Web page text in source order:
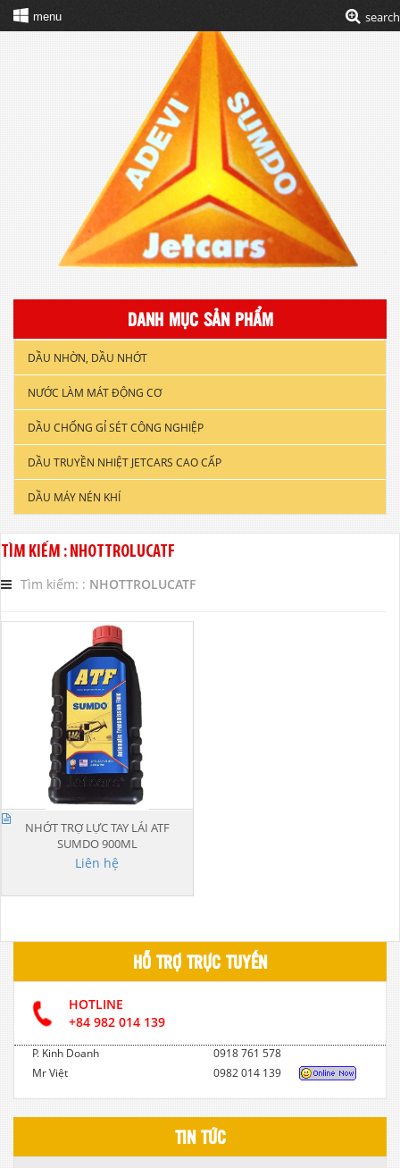
menu search
DANH MỤC SẢN PHẨM
DẦU NHỜN, DẦU NHỚT
DẦU NHỚT XE GẮN MÁY
DẦU ĐỘNG CƠ XE TẢI & TÀU THUYỀN
DẦU NHỚT CÔNG NGHIỆP
DẦU CẮT GỌT KIM LOẠI
DẦU NHỚT THỦY LỰC CAO CẤP
DẦU NHỚT HỘP SỐ
NƯỚC LÀM MÁT ĐỘNG CƠ
DẦU CHỐNG GỈ SÉT CÔNG NGHIỆP
DẦU TRUYỀN NHIỆT JETCARS CAO CẤP
DẦU MÁY NÉN KHÍ
TÌM KIẾM : NHOTTROLUCATF
Tìm kiếm: : NHOTTROLUCATF
NHỚT TRỢ LỰC TAY LÁI ATF
SUMDO 900ML
Liên hệ
HỖ TRỢ TRỰC TUYẾN
HOTLINE
+84 982 014 139
P. Kinh Doanh
0918 761 578
Mr Việt
0982 014 139
TIN TỨC